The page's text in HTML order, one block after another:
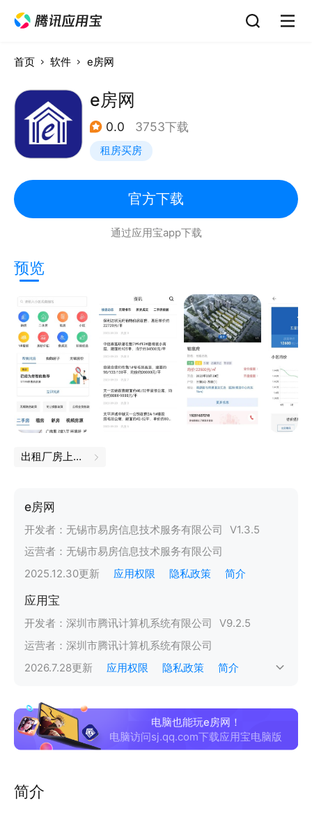
首页 软件 e房网
e房网
0.0 3753下载
租房买房
官方下载
通过应用宝app下载
预览
出租厂房上什么网
e房网
开发者： 无锡市易房信息技术服务有限公司 V1.3.5
运营者： 无锡市易房信息技术服务有限公司
2025.12.30更新 应用权限 隐私政策 简介
应用宝
开发者： 深圳市腾讯计算机系统有限公司 V9.2.5
运营者： 深圳市腾讯计算机系统有限公司
2026.7.28更新 应用权限 隐私政策 简介
电脑也能玩e房网！
电脑访问sj.qq.com下载应用宝电脑版
简介